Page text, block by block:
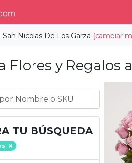
San Nicolas De Los Garza (cambiar
Flores y Regalos
TU BÚSQUEDA